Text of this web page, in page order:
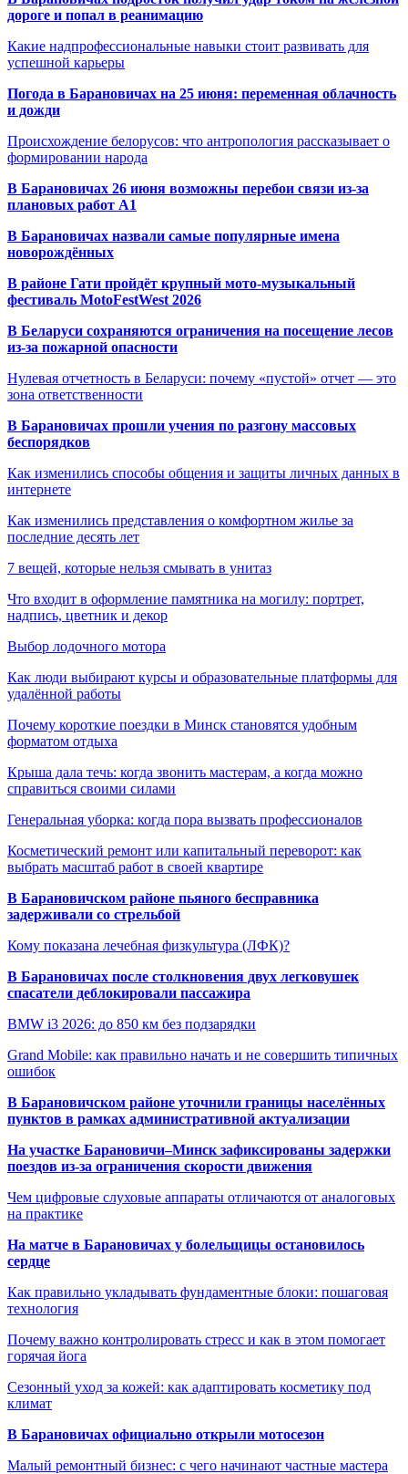
дороге и попал в реанимацию
Какие надпрофессиональные навыки стоит развивать для
успешной карьеры
Погода в Барановичах на 25 июня: переменная облачность
и дожди
Происхождение белорусов: что антропология рассказывает о
формировании народа
В Барановичах 26 июня возможны перебои связи из-за
плановых работ A1
В Барановичах назвали самые популярные имена
новорождённых
В районе Гати пройдёт крупный мото-музыкальный
фестиваль MotoFestWest 2026
В Беларуси сохраняются ограничения на посещение лесов
из-за пожарной опасности
Нулевая отчетность в Беларуси: почему «пустой» отчет — это
зона ответственности
В Барановичах прошли учения по разгону массовых
беспорядков
Как изменились способы общения и защиты личных данных в
интернете
Как изменились представления о комфортном жилье за
последние десять лет
7 вещей, которые нельзя смывать в унитаз
Что входит в оформление памятника на могилу: портрет,
надпись, цветник и декор
Выбор лодочного мотора
Как люди выбирают курсы и образовательные платформы для
удалённой работы
Почему короткие поездки в Минск становятся удобным
форматом отдыха
Крыша дала течь: когда звонить мастерам, а когда можно
справиться своими силами
Генеральная уборка: когда пора вызвать профессионалов
Косметический ремонт или капитальный переворот: как
выбрать масштаб работ в своей квартире
В Барановичском районе пьяного бесправника
задерживали со стрельбой
Кому показана лечебная физкультура (ЛФК)?
В Барановичах после столкновения двух легковушек
спасатели деблокировали пассажира
BMW i3 2026: до 850 км без подзарядки
Grand Mobile: как правильно начать и не совершить типичных
ошибок
В Барановичском районе уточнили границы населённых
пунктов в рамках административной актуализации
На участке Барановичи–Минск зафиксированы задержки
поездов из-за ограничения скорости движения
Чем цифровые слуховые аппараты отличаются от аналоговых
на практике
На матче в Барановичах у болельщицы остановилось
сердце
Как правильно укладывать фундаментные блоки: пошаговая
технология
Почему важно контролировать стресс и как в этом помогает
горячая йога
Сезонный уход за кожей: как адаптировать косметику под
климат
В Барановичах официально открыли мотосезон
Малый ремонтный бизнес: с чего начинают частные мастера